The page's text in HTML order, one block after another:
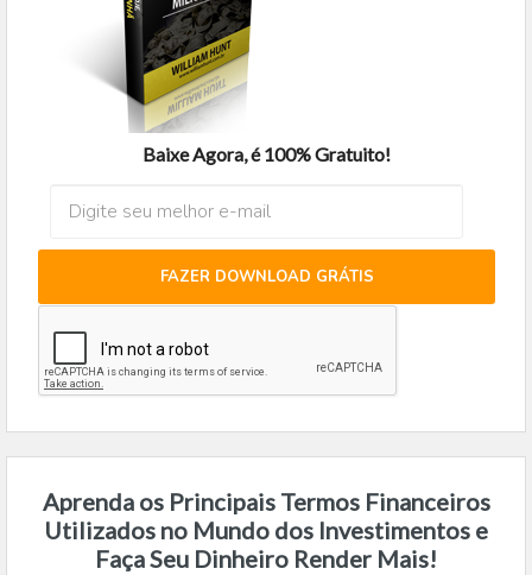
Baixe Agora, é 100% Gratuito!
FAZER DOWNLOAD GRÁTIS
Aprenda os Principais Termos Financeiros
Utilizados no Mundo dos Investimentos e
Faça Seu Dinheiro Render Mais!